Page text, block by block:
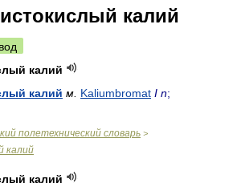
калий
калий
калий м. Kaliumbromat I n;
полетехнический словарь >
калий
калий